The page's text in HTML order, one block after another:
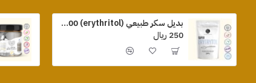
بديل سكر طبيعي (erythritol) 500 جرام
250 ريال